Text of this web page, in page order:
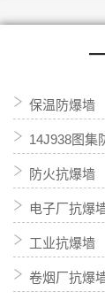
—
保温防爆墙
14J938图集
防火抗爆墙
电子厂抗爆
工业抗爆墙
卷烟厂抗爆